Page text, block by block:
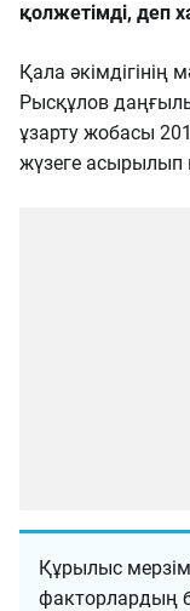
қолжетімді, деп
Қала әкімдігінің
Рысқұлов
ұзарту жобасы
жүзеге асырылып
Құрылыс
факторлардың